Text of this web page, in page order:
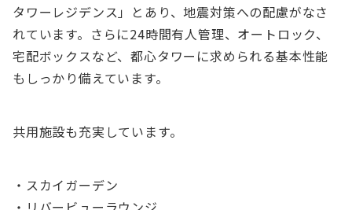
タワーレジデンス」とあり、地震対策への配慮がなさ
れています。さらに24時間有人管理、オートロック、
宅配ボックスなど、都心タワーに求められる基本性能
もしっかり備えています。
共用施設も充実しています。
・スカイガーデン